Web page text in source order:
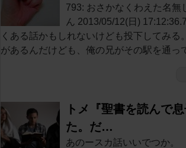
793: おさかなくわえた名無
ん 2013/05/12(日)
くある話かもしれないけども投下してみる
があるんだけども、俺の兄がその駅を通っ
トメ『聖書を読んで
た。だ…
あのースカ話いいでつか。